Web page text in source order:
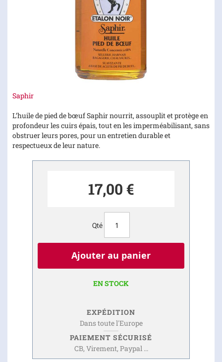
Saphir
L’huile de pied de bœuf Saphir nourrit, assouplit et protège en
profondeur les cuirs épais, tout en les imperméabilisant, sans
obstruer leurs pores, pour un entretien durable et
respectueux de leur nature.
17,00 €
Qté
Ajouter au panier
EN STOCK
EXPÉDITION
Dans toute l'Europe
PAIEMENT SÉCURISÉ
CB, Virement, Paypal ...
Skip
the
beginning
of
the